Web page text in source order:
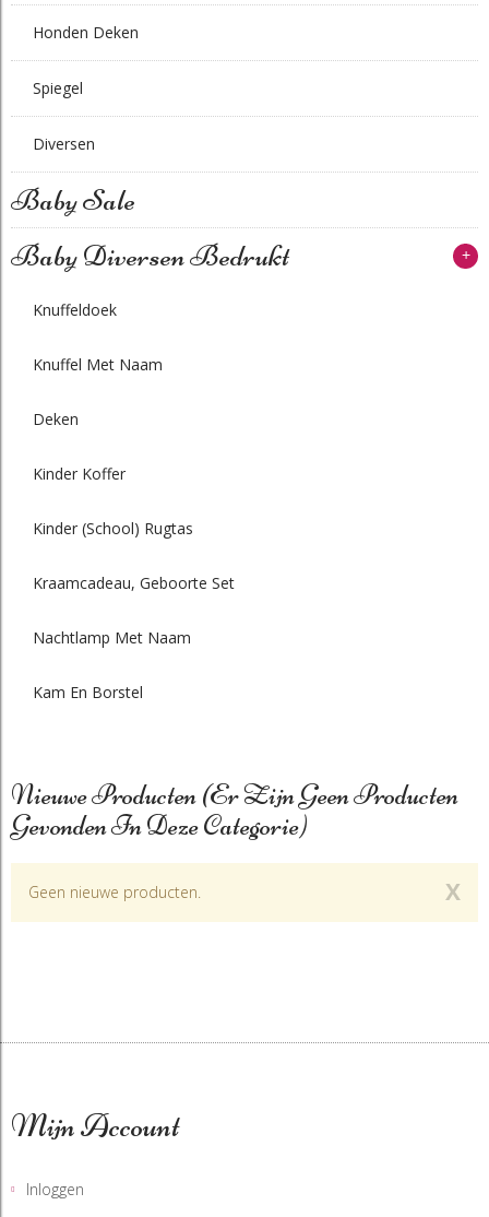
Honden Deken
Spiegel
Diversen
Baby Sale
+
Baby Diversen Bedrukt
Knuffeldoek
Knuffel Met Naam
Deken
Kinder Koffer
Kinder (school) Rugtas
Kraamcadeau, Geboorte Set
Nachtlamp Met Naam
Kam En Borstel
Nieuwe Producten(Er Zijn Geen Producten
Gevonden In Deze Categorie)
X
Geen nieuwe producten.
Mijn Account
Inloggen